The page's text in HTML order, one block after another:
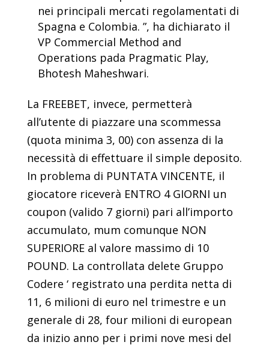
nei principali mercati regolamentati di
Spagna e Colombia. ”, ha dichiarato il
VP Commercial Method and
Operations pada Pragmatic Play,
Bhotesh Maheshwari.
La FREEBET, invece, permetterà
all’utente di piazzare una scommessa
(quota minima 3, 00) con assenza di la
necessità di effettuare il simple deposito.
In problema di PUNTATA VINCENTE, il
giocatore riceverà ENTRO 4 GIORNI un
coupon (valido 7 giorni) pari all’importo
accumulato, mum comunque NON
SUPERIORE al valore massimo di 10
POUND. La controllata delete Gruppo
Codere ‘ registrato una perdita netta di
11, 6 milioni di euro nel trimestre e un
generale di 28, four milioni di european
da inizio anno per i primi nove mesi del